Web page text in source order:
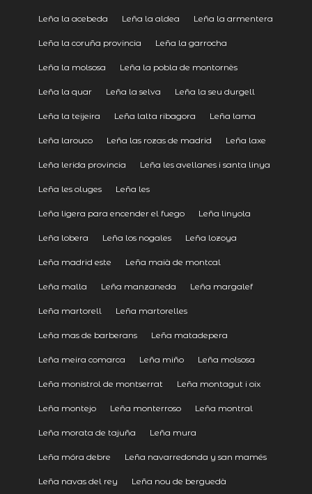
Leña la acebeda Leña la aldea Leña la armentera
Leña la coruña provincia Leña la garrocha
Leña la molsosa Leña la pobla de montornès
Leña la quar Leña la selva Leña la seu durgell
Leña la teijeira Leña lalta ribagora Leña lama
Leña larouco Leña las rozas de madrid Leña laxe
Leña lerida provincia Leña les avellanes i santa linya
Leña les oluges Leña les
Leña ligera para encender el fuego Leña linyola
Leña lobera Leña los nogales Leña lozoya
Leña madrid este Leña maià de montcal
Leña malla Leña manzaneda Leña margalef
Leña martorell Leña martorelles
Leña mas de barberans Leña matadepera
Leña meira comarca Leña miño Leña molsosa
Leña monistrol de montserrat Leña montagut i oix
Leña montejo Leña monterroso Leña montral
Leña morata de tajuña Leña mura
Leña móra debre Leña navarredonda y san mamés
Leña navas del rey Leña nou de berguedà